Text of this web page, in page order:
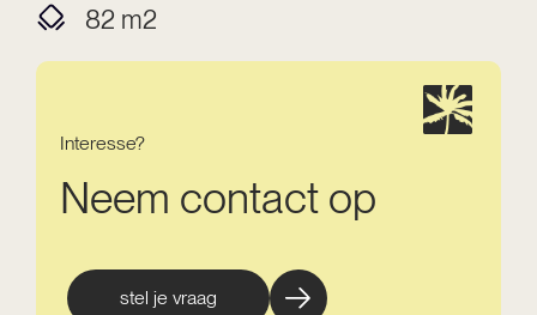
82 m2
Interesse?
Neem contact op
stel je vraag